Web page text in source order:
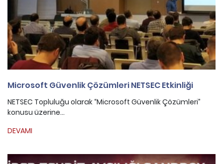
Microsoft Güvenlik Çözümleri NETSEC Etkinliği
NETSEC Topluluğu olarak “Microsoft Güvenlik Çözümleri”
konusu üzerine...
DEVAMI